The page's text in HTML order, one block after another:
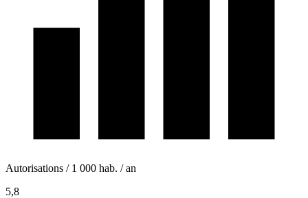
Autorisations / 1 000 hab. / an
5,8